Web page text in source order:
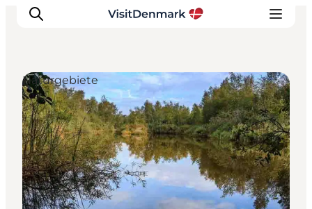
Inspiration
Regionen
Erlebnisse
Unterkünfte
Reiseplanung
Naturgebiete